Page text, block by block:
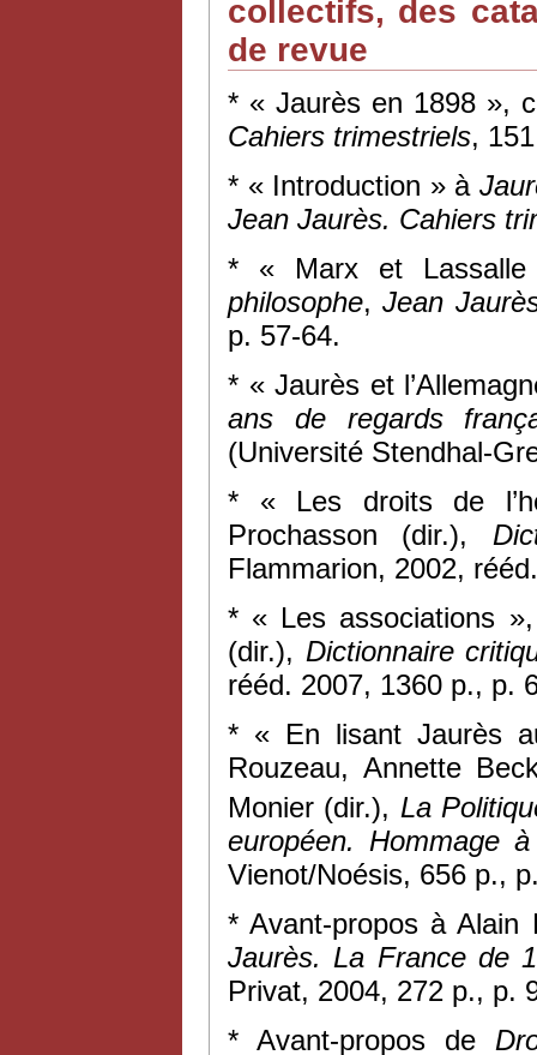
collectifs, des
de revue
* « Jaurès en 1898 »,
Cahiers trimestriels,
* « Introduction » à
Jean Jaurès. Cahiers
* « Marx et
philosophe,Jean
p. 57-64.
* « Jaurès et
ans de regards
(Université Stendhal-
* « Les droits de
Prochasson (dir.),
Flammarion, 2002,
* « Les associations
(dir.), Dictionnaire
rééd. 2007, 1360 p., p.
* « En lisant Jaurès
Rouzeau, Annette
Monier (dir.), La
européen. Hommage
Vienot/Noésis, 656 p.,
* Avant-propos à
Jaurès. La France de
Privat, 2004, 272 p., p.
* Avant-propos de